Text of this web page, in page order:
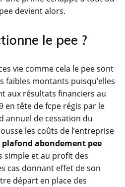
devient alors.
le pee ?
vie comme cela le pee sont
faibles montants puisqu’elles
aux résultats financiers au
en tête de fcpe régis par le
annuel de cessation du
les coûts de l’entreprise
abondement pee
simple et au profit des
cas donnant effet de son
départ en place des